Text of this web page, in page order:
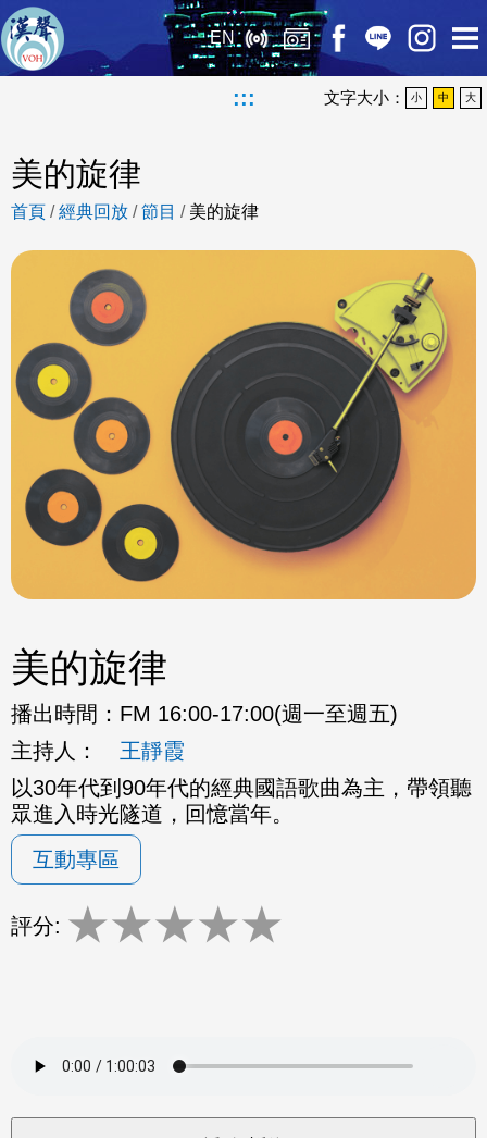
EN
::: 文字大小： 小 中 大
美的旋律
首頁 /經典回放 /節目 / 美的旋律
美的旋律
播出時間： FM 16:00-17:00(週一至週五)
主持人：
王靜霞
以30年代到90年代的經典國語歌曲為主，帶領聽
眾進入時光隧道，回憶當年。
互動專區
評分: ★★★★★